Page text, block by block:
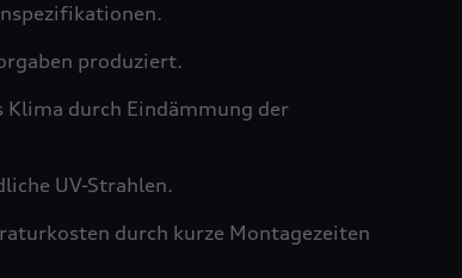
produziert.
Klima durch Eindämmung der
UV-Strahlen.
durch kurze Montagezeiten